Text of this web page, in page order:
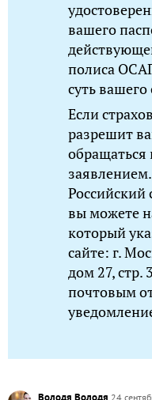
вашего
полиса
суть
Если
разрешит
Российский
вы можете
который
сайте: г.
дом 27, стр.
почтовым
Володя Володя 24